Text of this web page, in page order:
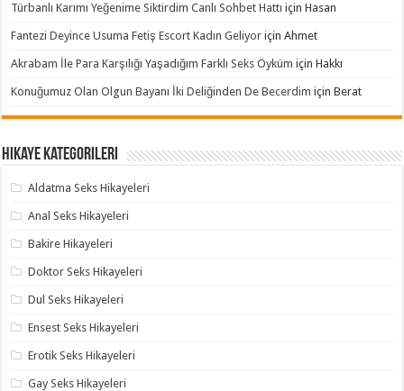
Türbanlı Karımı Yeğenime Siktirdim Canlı Sohbet Hattı içinHasan
Fantezi Deyince Usuma Fetiş Escort Kadın Geliyor içinAhmet
Akrabam İle Para Karşılığı Yaşadığım Farklı Seks Öyküm içinHakkı
Konuğumuz Olan Olgun Bayanı İki Deliğinden De Becerdim içinBerat
Hikaye Kategorileri
Aldatma Seks Hikayeleri
Anal Seks Hikayeleri
Bakire Hikayeleri
Doktor Seks Hikayeleri
Dul Seks Hikayeleri
Ensest Seks Hikayeleri
Erotik Seks Hikayeleri
Gay Seks Hikayeleri